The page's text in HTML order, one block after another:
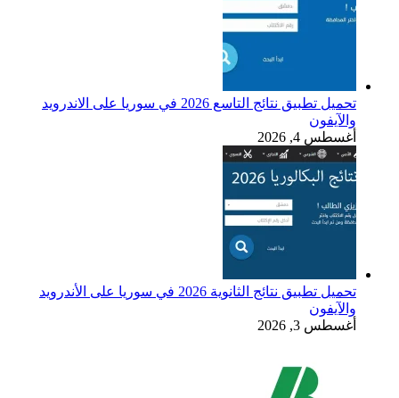
تحميل تطبيق نتائج التاسع 2026 في سوريا على الاندرويد
والآيفون
أغسطس 4, 2026
تحميل تطبيق نتائج الثانوية 2026 في سوريا على الأندرويد
والآيفون
أغسطس 3, 2026